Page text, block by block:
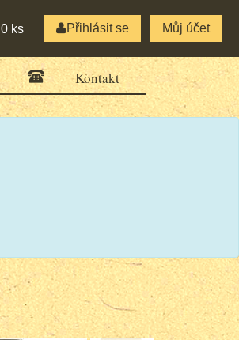
0 ks Přihlásit se Můj účet
Kontakt